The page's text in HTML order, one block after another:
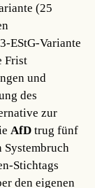
(25
EStG-Variante
Frist
und
des
zur
AfD trug fünf
Stichtags
den eigenen